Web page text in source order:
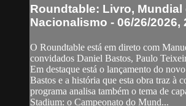
Roundtable: Livro, Mundial
Nacionalismo - 06/26/2026,
O Roundtable está em direto com
convidados Daniel Bastos, Paulo
Em destaque está o lançamento do
Bastos e a história que esta obra traz à
programa analisa também o tema de
Stadium: o Campeonato do Mund...